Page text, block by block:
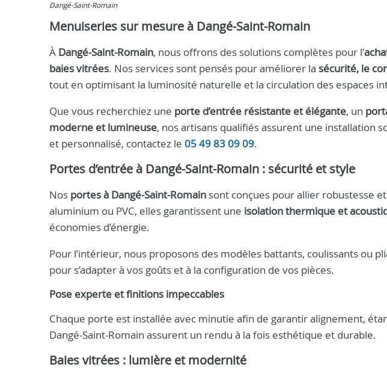
Dangé-Saint-Romain
Menuiseries sur mesure à Dangé-Saint-Romain
À Dangé-Saint-Romain, nous offrons des solutions complètes pour l’
baies vitrées. Nos services sont pensés pour améliorer la sécurité, le
tout en optimisant la luminosité naturelle et la circulation des espaces
Que vous recherchiez une porte d’entrée résistante et élégante, un
moderne et lumineuse, nos artisans qualifiés assurent une installation
et personnalisé, contactez le 05 49 83 09 09.
Portes d’entrée à Dangé-Saint-Romain : sécurité et style
Nos portes à Dangé-Saint-Romain sont conçues pour allier robustesse
aluminium ou PVC, elles garantissent une isolation thermique et
économies d’énergie.
Pour l’intérieur, nous proposons des modèles battants, coulissants ou
pour s’adapter à vos goûts et à la configuration de vos pièces.
Pose experte et finitions impeccables
Chaque porte est installée avec minutie afin de garantir alignement,
Dangé-Saint-Romain assurent un rendu à la fois esthétique et durable.
Baies vitrées : lumière et modernité